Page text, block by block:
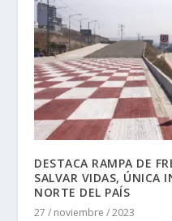
DESTACA RAMPA DE
SALVAR VIDAS, ÚNICA
NORTE DEL PAÍS
27 / noviembre / 2023